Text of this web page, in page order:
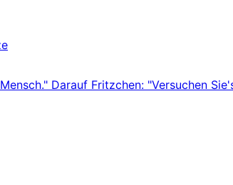
Darauf Fritzchen: "Versuchen